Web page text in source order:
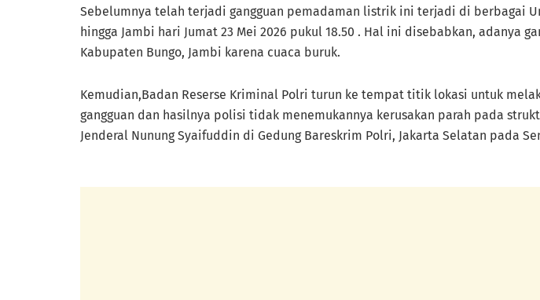
Sebelumnya telah terjadi gangguan pemadaman listrik ini terjadi di berbagai
hingga Jambi hari Jumat 23 Mei 2026 pukul 18.50 . Hal ini disebabkan, adanya
Kabupaten Bungo, Jambi karena cuaca buruk.
Kemudian,Badan Reserse Kriminal Polri turun ke tempat titik lokasi untuk
gangguan dan hasilnya polisi tidak menemukannya kerusakan parah pada
Jenderal Nunung Syaifuddin di Gedung Bareskrim Polri, Jakarta Selatan pada